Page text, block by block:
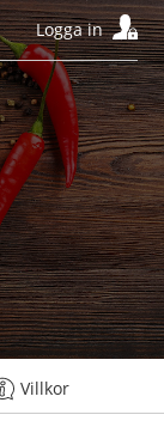
Logga in
Villkor